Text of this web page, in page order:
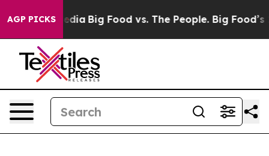
AGP PICKS
Media Big Food vs. The People. Big Food’s 239